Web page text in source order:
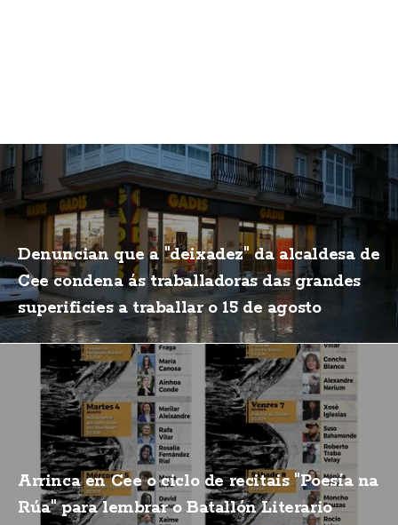
Denuncian que a "deixadez" da alcaldesa de
Cee condena ás traballadoras das grandes
superificies a traballar o 15 de agosto
Arrinca en Cee o ciclo de recitais "Poesía na
Rúa" para lembrar o Batallón Literario